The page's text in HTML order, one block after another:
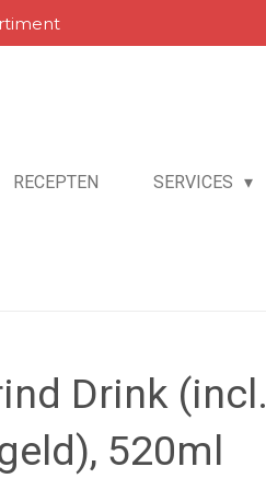
RECEPTEN SERVICES
Drink (incl.
520ml